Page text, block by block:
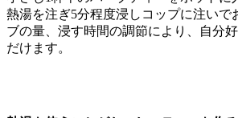
熱湯を注ぎ5分程度浸しコップに注いで
ブの量、浸す時間の調節により、自分
だけます。